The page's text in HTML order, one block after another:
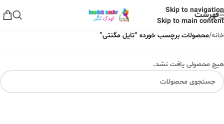
Skip to navigation
Skip to main content
فهرست
خانه/محصولات برچسب خورده “تایل مگنتی”
هیچ محصولی یافت نشد.